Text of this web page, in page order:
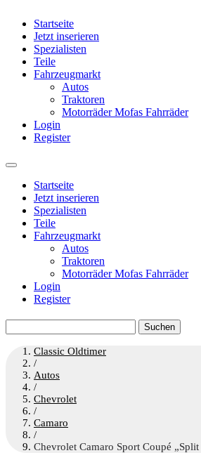
Startseite
Jetzt inserieren
Spezialisten
Teile
Fahrzeugmarkt
Autos
Traktoren
Motorräder Mofas Fahrräder
Login
Register
Startseite
Jetzt inserieren
Spezialisten
Teile
Fahrzeugmarkt
Autos
Traktoren
Motorräder Mofas Fahrräder
Login
Register
nach:
Classic Oldtimer
/
Autos
/
Chevrolet
/
Camaro
/
Chevrolet Camaro Sport Coupé